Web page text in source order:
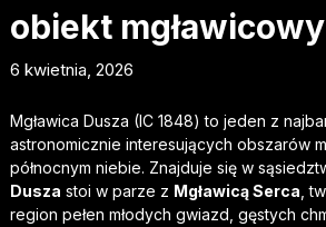
obiekt mgławicowy
6 kwietnia, 2026
Mgławica Dusza (IC 1848) to jeden z
astronomicznie interesujących obszarów
północnym niebie. Znajduje się w
Dusza stoi w parze z Mgławicą Serca ,
region pełen młodych gwiazd, gęstych